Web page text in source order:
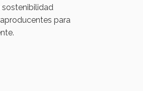
para